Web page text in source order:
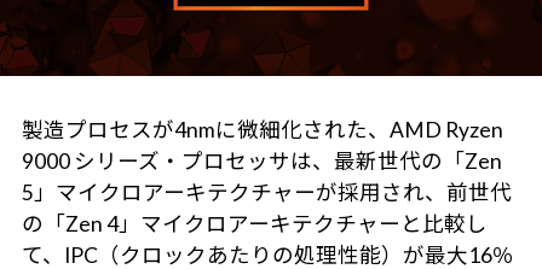
製造プロセスが4nmに微細化された、AMD Ryzen
9000 シリーズ・プロセッサは、最新世代の「Zen
5」マイクロアーキテクチャーが採用され、前世代
の「Zen 4」マイクロアーキテクチャーと比較し
て、IPC（クロックあたりの処理性能）が最大16％